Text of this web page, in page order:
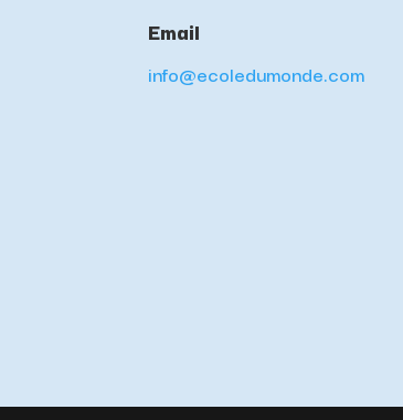
Email
info@ecoledumonde.com